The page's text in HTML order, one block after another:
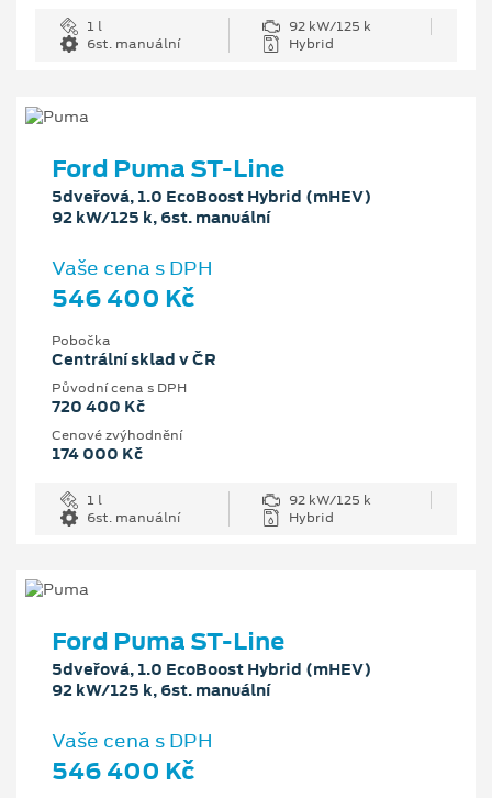
1 l
92 kW/125 k
6st. manuální
Hybrid
Ford Puma ST-Line
5dveřová, 1.0 EcoBoost Hybrid (mHEV)
92 kW/125 k, 6st. manuální
Vaše cena s DPH
546 400 Kč
Pobočka
Centrální sklad v ČR
Původní cena s DPH
720 400 Kč
Cenové zvýhodnění
174 000 Kč
1 l
92 kW/125 k
6st. manuální
Hybrid
Ford Puma ST-Line
5dveřová, 1.0 EcoBoost Hybrid (mHEV)
92 kW/125 k, 6st. manuální
Vaše cena s DPH
546 400 Kč